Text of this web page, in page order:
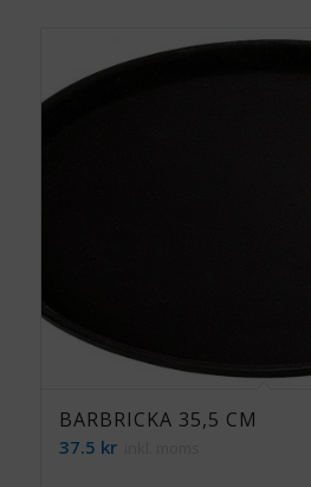
BARBRICKA 35,5 CM
37.5 krinkl. moms